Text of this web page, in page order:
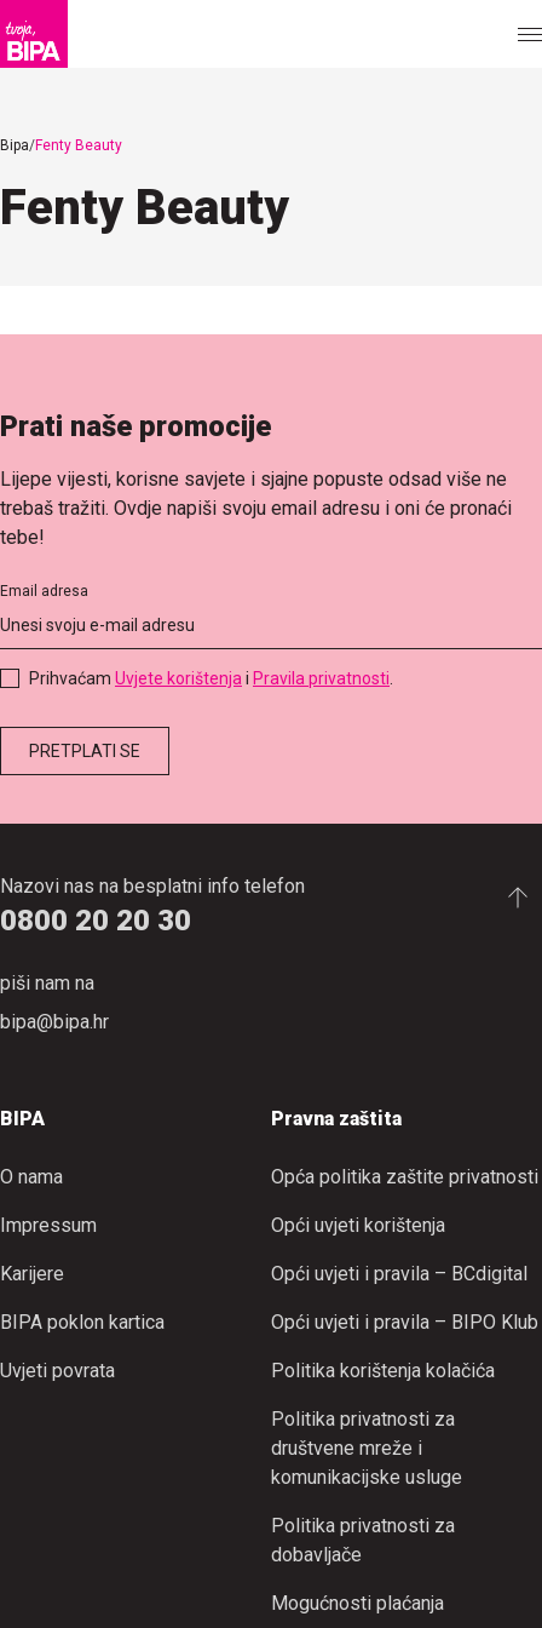
Bipa Fenty Beauty
Fenty Beauty
Nazovi nas na besplatni info telefon
0800 20 20 30
piši nam na
bipa@bipa.hr
BIPA
O nama
Impressum
Karijere
BIPA poklon kartica
Uvjeti povrata
Pravna zaštita
Opća politika zaštite privatnosti
Opći uvjeti korištenja
Opći uvjeti i pravila – BCdigital
Opći uvjeti i pravila – BIPO Klub
Politika korištenja kolačića
Politika privatnosti za
društvene mreže i
komunikacijske usluge
Politika privatnosti za
dobavljače
Mogućnosti plaćanja
Prati naše promocije
Lijepe vijesti, korisne savjete i sjajne popuste odsad više ne
trebaš tražiti. Ovdje napiši svoju email adresu i oni će pronaći
tebe!
Email adresa
Prihvaćam Uvjete korištenja i Pravila privatnosti